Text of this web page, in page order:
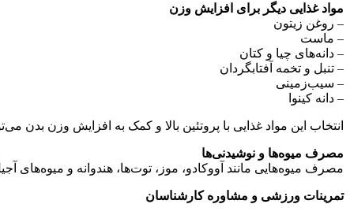
مواد غذایی دیگر برای افزایش وزن
– روغن زیتون
– ماست
– دانه‌های چیا و کتان
– تنبل و تخمه آفتابگردان
– سیب‌زمینی
– دانه کینوا
انتخاب این مواد غذایی با پروتئین بالا و کمک به افزایش وزن
مصرف میوه‌ها و نوشیدنی‌ها
مصرف میوه‌هایی مانند آووکادو، موز، توت‌ها، هندوانه و
تمرینات ورزشی و مشاوره کارشناسان